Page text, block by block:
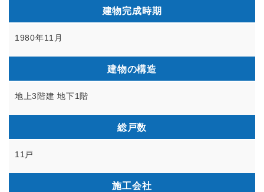
建物完成時期
1980年11月
建物の構造
地上3階建 地下1階
総戸数
11戸
施工会社